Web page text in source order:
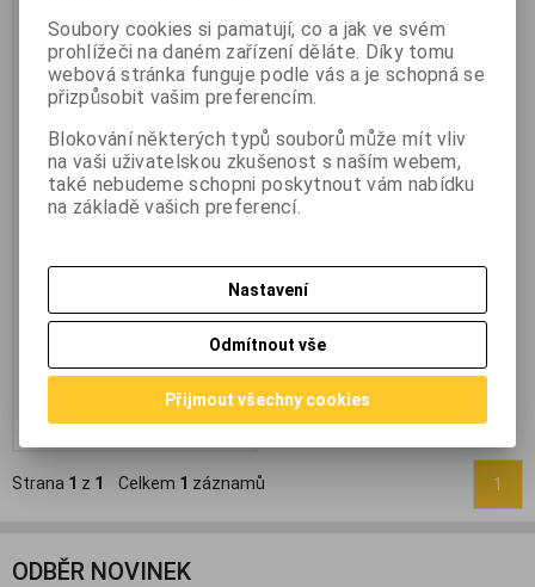
Hmotnost:0,15 kg
EAN:8592220005160
Přepínač PremiumCord HDMI 2:1
automatický khswit21a
automatický khswit21a
PremiumCord khswit21a HDMI
switch 2:1 automatický. 2 HDMI
zařízení sdílejí 1 HDMI zařízení
(obrazovku). Výběr zařízení je
buď automaticky nebo tlačítkem.
výstupu HDMI Switche. *obal má
461,80 Kč(19,568 EUR)
381,60 Kč(16,169 EUR)(Vaše cena
bez DPH:)
Přidat do košíku
Strana 1 z 1 Celkem 1 záznamů 1
ODBĚR NOVINEK
Soubory cookies si pamatují, co a jak ve svém
prohlížeči na daném zařízení děláte. Díky tomu
webová stránka funguje podle vás a je schopná se
přizpůsobit vašim preferencím.
Blokování některých typů souborů může mít vliv
na vaši uživatelskou zkušenost s naším webem,
také nebudeme schopni poskytnout vám nabídku
na základě vašich preferencí.
Nastavení
Odmítnout vše
Přijmout všechny cookies